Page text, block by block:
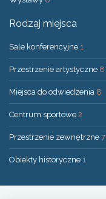
Rodzaj miejsca
Sale konferencyjne 1
Przestrzenie artystyczne 8
Miejsca do odwiedzenia 8
Centrum sportowe 2
Przestrzenie zewnętrzne 7
Obiekty historyczne 1